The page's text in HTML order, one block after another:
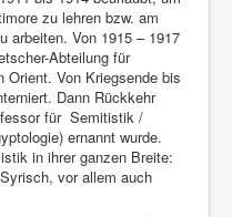
zu lehren bzw. am
arbeiten. Von 1915 – 1917
Abteilung für
Orient. Von Kriegsende bis
Dann Rückkehr
für Semitistik /
ernannt wurde.
in ihrer ganzen Breite:
vor allem auch